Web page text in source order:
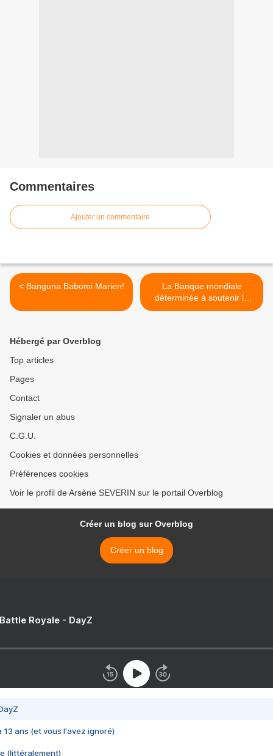
Commentaires
Ajouter un commentaire
< Banguna Babomi Marien!
La Banque mondiale
déterminée à soutenir la
Tunisie malgré le terrorisme
Hébergé par Overblog
Top articles
Pages
Contact
Signaler un abus
C.G.U.
Cookies et données personnelles
Préférences cookies
Voir le profil de Arsène SEVERIN sur le portail Overblog
Créer un blog sur Overblog
Créer un blog
Royale - DayZ
13 ans (et vous l'avez ignoré)
(littéralement)